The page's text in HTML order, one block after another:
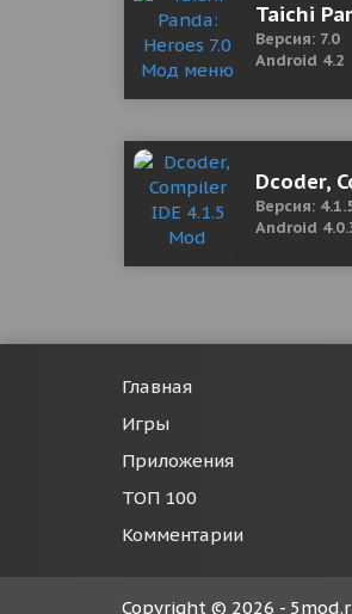
Taichi
Версия: 7.0
Android 4.2
Dcoder,
Версия:
Android
Главная
Игры
Приложения
ТОП 100
Комментарии
Copyright © 2026 -